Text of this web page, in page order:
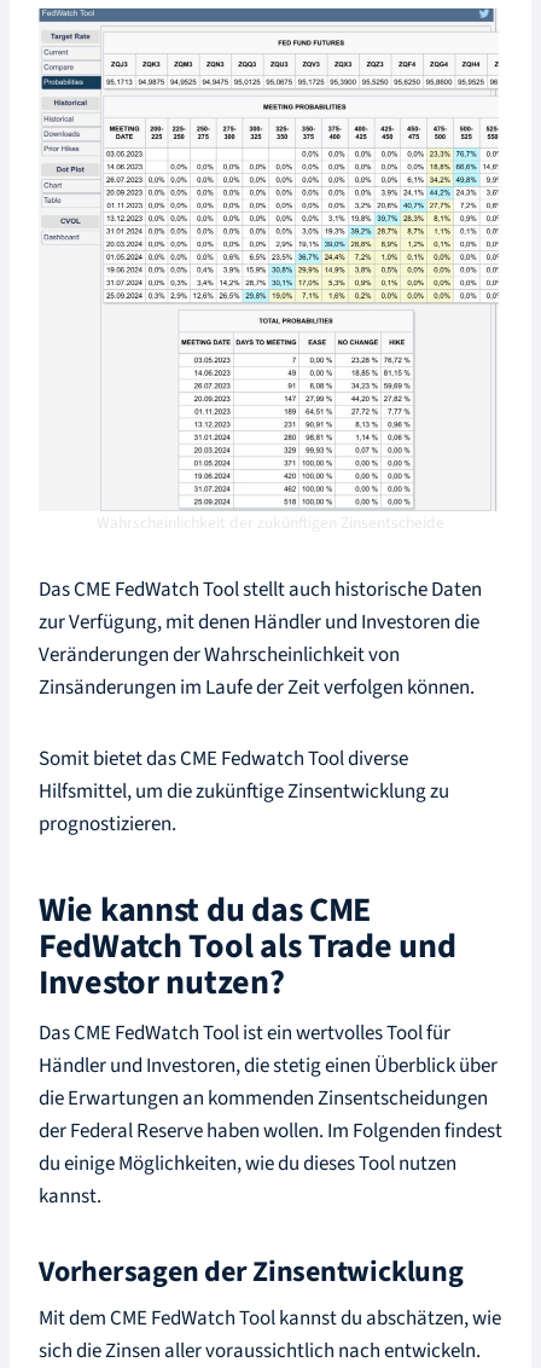
Wahrscheinlichkeit der zukünftigen Zinsentscheide
Das CME FedWatch Tool stellt auch historische Daten
zur Verfügung, mit denen Händler und Investoren die
Veränderungen der Wahrscheinlichkeit von
Zinsänderungen im Laufe der Zeit verfolgen können.
Somit bietet das CME Fedwatch Tool diverse
Hilfsmittel, um die zukünftige Zinsentwicklung zu
prognostizieren.
Wie kannst du das CME
FedWatch Tool als Trade und
Investor nutzen?
Das CME FedWatch Tool ist ein wertvolles Tool für
Händler und Investoren, die stetig einen Überblick über
die Erwartungen an kommenden Zinsentscheidungen
der Federal Reserve haben wollen. Im Folgenden findest
du einige Möglichkeiten, wie du dieses Tool nutzen
kannst.
Vorhersagen der Zinsentwicklung
Mit dem CME FedWatch Tool kannst du abschätzen, wie
sich die Zinsen aller voraussichtlich nach entwickeln.